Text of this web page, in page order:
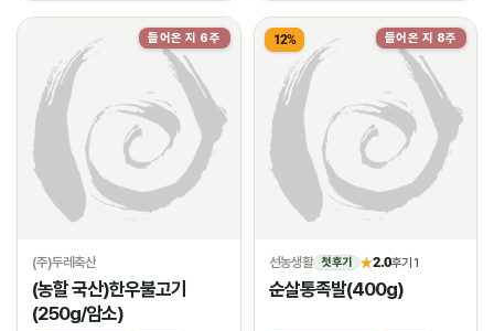
들어온 지 6주
(주)두레축산
(농할 국산)한우불고기
(250g/암소)
들어온 지 8주
12%
선농생활 첫 후기 ★2.0후기 1
순살통족발(400g)